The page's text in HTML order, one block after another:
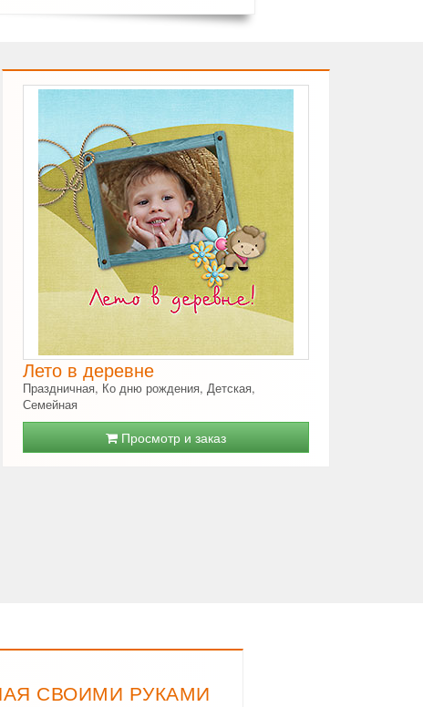
Лето в деревне
Праздничная, Ко дню рождения, Детская,
Семейная
Просмотр и заказ
СВОИМИ РУКАМИ